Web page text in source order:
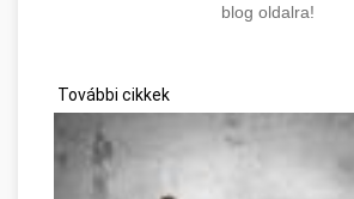
blog oldalra!
További cikkek